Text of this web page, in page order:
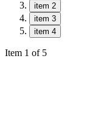
item 2
item 3
item 4
Item 1 of 5